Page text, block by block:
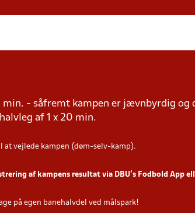
min. - såfremt kampen er jævnbyrdig og
af 1 x 20 min.
at vejlede kampen (døm-selv-kamp).
af kampens resultat via DBU’s Fodbold App
på egen banehalvdel ved målspark!